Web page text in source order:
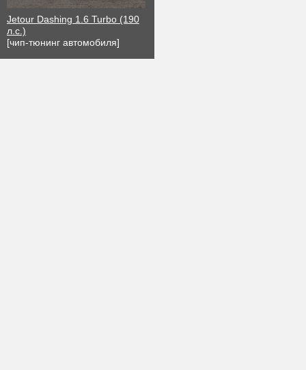
Jetour Dashing 1.6 Turbo (190
л.с.)
[чип-тюнинг автомобиля]